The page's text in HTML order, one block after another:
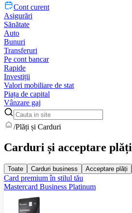
Cont curent
Asigurări
Sănătate
Auto
Bunuri
Transferuri
Pe cont bancar
Rapide
Investiții
Valori mobiliare de stat
Piața de capital
Vânzare gaj
/Plăți și Carduri
Carduri și acceptare plăți
Toate Carduri business Acceptare plăți
Card premium în stilul tău
Mastercard Business Platinum